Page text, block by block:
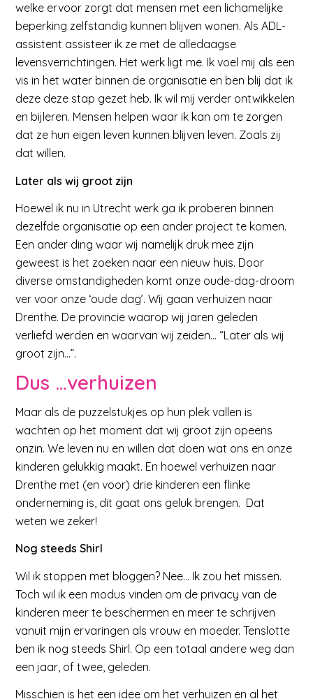
welke ervoor zorgt dat mensen met een lichamelijke
beperking zelfstandig kunnen blijven wonen. Als ADL-
assistent assisteer ik ze met de alledaagse
levensverrichtingen. Het werk ligt me. Ik voel mij als een
vis in het water binnen de organisatie en ben blij dat ik
deze deze stap gezet heb. Ik wil mij verder ontwikkelen
en bijleren. Mensen helpen waar ik kan om te zorgen
dat ze hun eigen leven kunnen blijven leven. Zoals zij
dat willen.
Later als wij groot zijn
Hoewel ik nu in Utrecht werk ga ik proberen binnen
dezelfde organisatie op een ander project te komen.
Een ander ding waar wij namelijk druk mee zijn
geweest is het zoeken naar een nieuw huis. Door
diverse omstandigheden komt onze oude-dag-droom
ver voor onze ‘oude dag’. Wij gaan verhuizen naar
Drenthe. De provincie waarop wij jaren geleden
verliefd werden en waarvan wij zeiden… “Later als wij
groot zijn…”.
Dus …verhuizen
Maar als de puzzelstukjes op hun plek vallen is
wachten op het moment dat wij groot zijn opeens
onzin. We leven nu en willen dat doen wat ons en onze
kinderen gelukkig maakt. En hoewel verhuizen naar
Drenthe met (en voor) drie kinderen een flinke
onderneming is, dit gaat ons geluk brengen. Dat
weten we zeker!
Nog steeds Shirl
Wil ik stoppen met bloggen? Nee… Ik zou het missen.
Toch wil ik een modus vinden om de privacy van de
kinderen meer te beschermen en meer te schrijven
vanuit mijn ervaringen als vrouw en moeder. Tenslotte
ben ik nog steeds Shirl. Op een totaal andere weg dan
een jaar, of twee, geleden.
Misschien is het een idee om het verhuizen en al het